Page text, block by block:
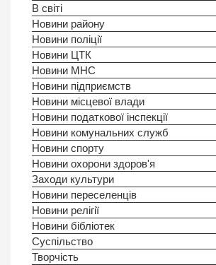
В світі
Новини району
Новини поліції
Новини ЦТК
Новини МНС
Новини підприємств
Новини місцевої влади
Новини податкової інспекції
Новини комунальних служб
Новини спорту
Новини охорони здоров'я
Заходи культури
Новини переселенців
Новини релігії
Новини бібліотек
Суспільство
Творчість